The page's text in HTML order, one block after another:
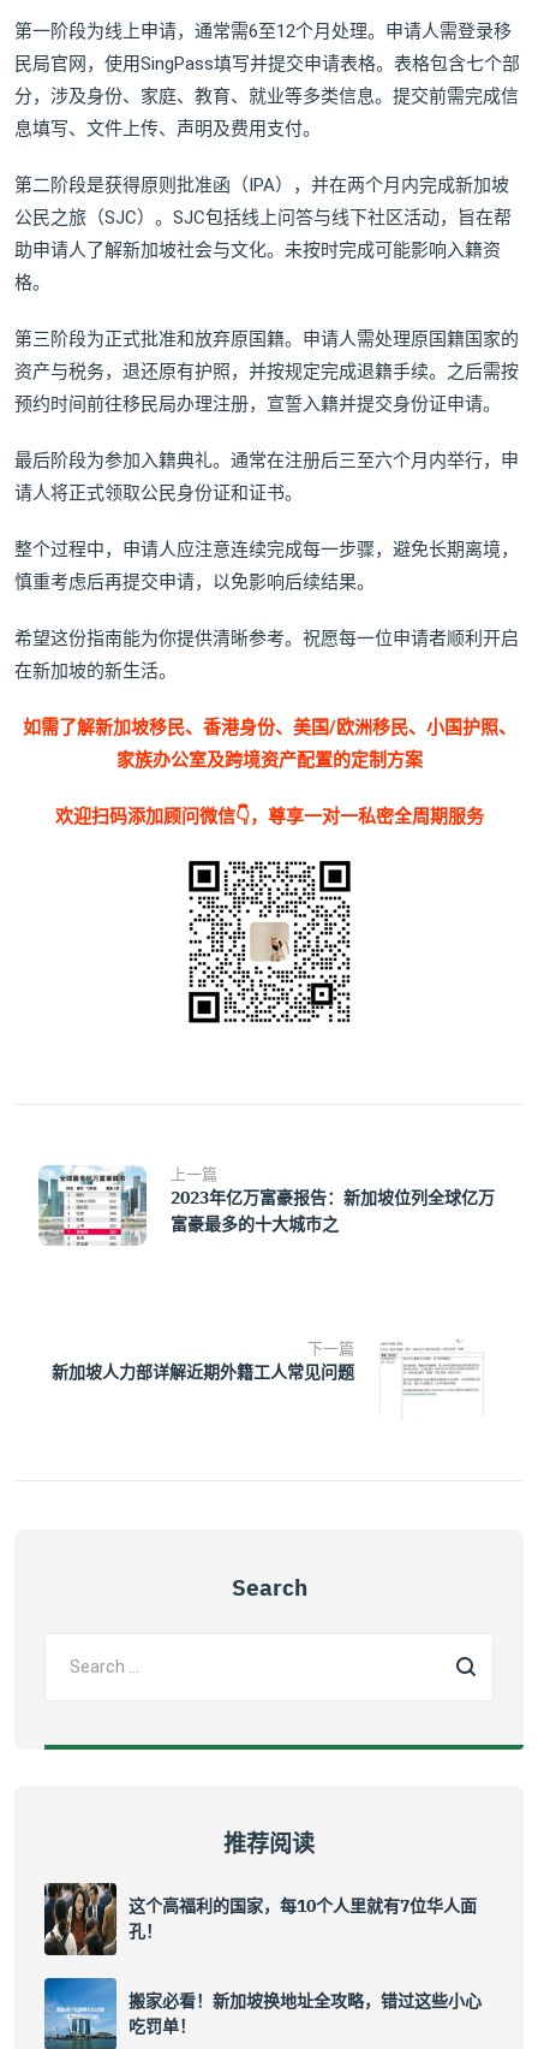
第一阶段为线上申请，通常需6至12个月处理。申请人需登录移
民局官网，使用SingPass填写并提交申请表格。表格包含七个部
分，涉及身份、家庭、教育、就业等多类信息。提交前需完成信
息填写、文件上传、声明及费用支付。
第二阶段是获得原则批准函（IPA），并在两个月内完成新加坡
公民之旅（SJC）。SJC包括线上问答与线下社区活动，旨在帮
助申请人了解新加坡社会与文化。未按时完成可能影响入籍资
格。
第三阶段为正式批准和放弃原国籍。申请人需处理原国籍国家的
资产与税务，退还原有护照，并按规定完成退籍手续。之后需按
预约时间前往移民局办理注册，宣誓入籍并提交身份证申请。
最后阶段为参加入籍典礼。通常在注册后三至六个月内举行，申
请人将正式领取公民身份证和证书。
整个过程中，申请人应注意连续完成每一步骤，避免长期离境，
慎重考虑后再提交申请，以免影响后续结果。
希望这份指南能为你提供清晰参考。祝愿每一位申请者顺利开启
在新加坡的新生活。
如需了解新加坡移民、香港身份、美国/欧洲移民、小国护照、
家族办公室及跨境资产配置的定制方案
欢迎扫码添加顾问微信👇，尊享一对一私密全周期服务
上一篇
2023年亿万富豪报告：新加坡位列全球亿万
富豪最多的十大城市之
下一篇
新加坡人力部详解近期外籍工人常见问题
Search
推荐阅读
这个高福利的国家，每10个人里就有7位华人面
孔！
搬家必看！新加坡换地址全攻略，错过这些小心
吃罚单！